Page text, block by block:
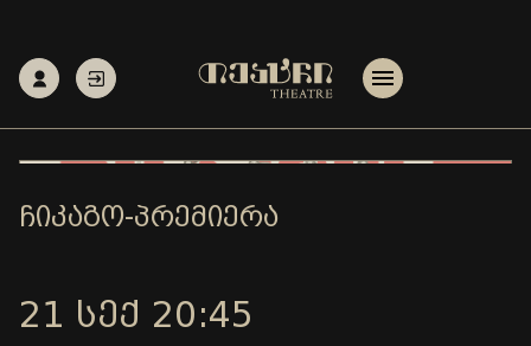
ᲩᲘᲙᲐᲒᲝ-ᲞᲠᲔᲛᲘᲔᲠᲐ
21 ᲡᲔᲥ 20:45